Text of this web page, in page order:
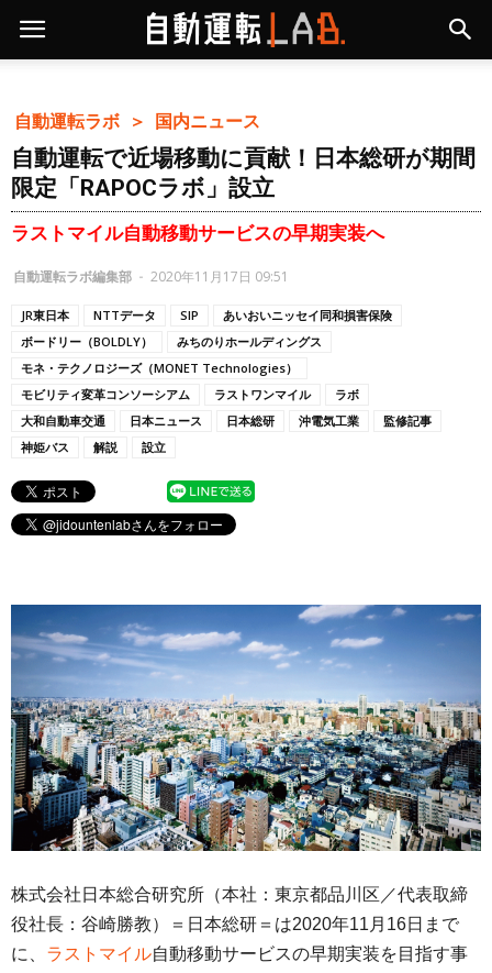
自動運転ラボ ＞ 国内ニュース
自動運転で近場移動に貢献！日本総研が期間
限定「RAPOCラボ」設立
ラストマイル自動移動サービスの早期実装へ
自動運転ラボ編集部 - 2020年11月17日 09:51
JR東日本 NTTデータ SIP
あいおいニッセイ同和損害保険
ボードリー（BOLDLY）
みちのりホールディングス
モネ・テクノロジーズ（MONET Technologies）
モビリティ変革コンソーシアム
ラストワンマイル
ラボ
大和自動車交通
日本ニュース 日本総研 沖電気工業
監修記事
神姫バス
解説 設立
株式会社日本総合研究所（本社：東京都品川区／代表取締
役社長：谷崎勝教）＝日本総研＝は2020年11月16日まで
に、 ラストマイル自動移動サービスの早期実装を目指す事